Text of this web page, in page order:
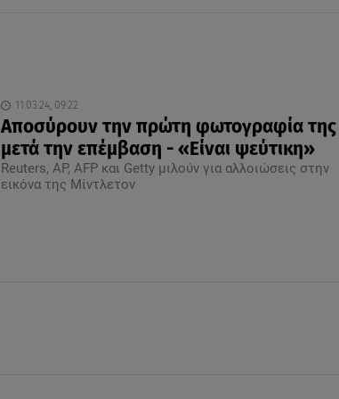
11.03.24, 09:22
Αποσύρουν την πρώτη φωτογραφία της
μετά την επέμβαση - «Είναι ψεύτικη»
Reuters, AP, AFP και Getty μιλούν για αλλοιώσεις στην
εικόνα της Μίντλετον